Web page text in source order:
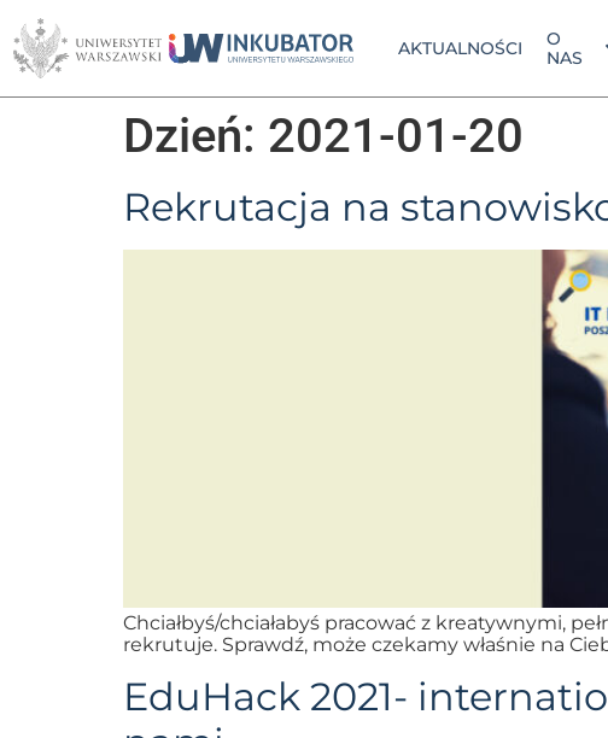
AKTUALNOŚCI
O
NAS
Dzień: 2021-01-20
Rekrutacja na
Chciałbyś/chciałabyś pracować z kreatywnymi,
rekrutuje. Sprawdź, może czekamy właśnie na
EduHack 2021-